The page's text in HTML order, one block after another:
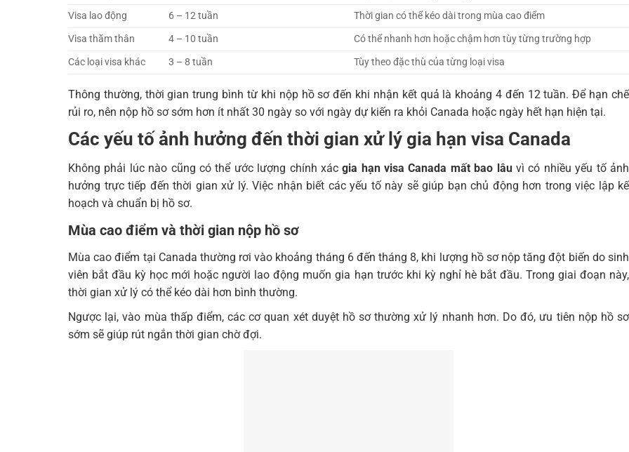
Visa lao động
6 – 12 tuần
Thời gian có thể kéo dài trong mùa cao điểm
Visa thăm thân
4 – 10 tuần
Có thể nhanh hơn hoặc chậm hơn tùy từng trường hợp
Các loại visa khác
3 – 8 tuần Tùy theo đặc thù của từng loại visa
Thông thường, thời gian trung bình từ khi nộp hồ sơ đến khi nhận kết quả là khoảng 4 đến 12 tuần. Để hạn chế
rủi ro, nên nộp hồ sơ sớm hơn ít nhất 30 ngày so với ngày dự kiến ra khỏi Canada hoặc ngày hết hạn hiện tại.
Các yếu tố ảnh hưởng đến thời gian xử lý gia hạn visa Canada
Không phải lúc nào cũng có thể ước lượng chính xácgia hạn visa Canada mất bao lâuvì có nhiều yếu tố ảnh
hưởng trực tiếp đến thời gian xử lý. Việc nhận biết các yếu tố này sẽ giúp bạn chủ động hơn trong việc lập kế
hoạch và chuẩn bị hồ sơ.
Mùa cao điểm và thời gian nộp hồ sơ
Mùa cao điểm tại Canada thường rơi vào khoảng tháng 6 đến tháng 8, khi lượng hồ sơ nộp tăng đột biến do sinh
viên bắt đầu kỳ học mới hoặc người lao động muốn gia hạn trước khi kỳ nghỉ hè bắt đầu. Trong giai đoạn này,
thời gian xử lý có thể kéo dài hơn bình thường.
Ngược lại, vào mùa thấp điểm, các cơ quan xét duyệt hồ sơ thường xử lý nhanh hơn. Do đó, ưu tiên nộp hồ sơ
sớm sẽ giúp rút ngắn thời gian chờ đợi.